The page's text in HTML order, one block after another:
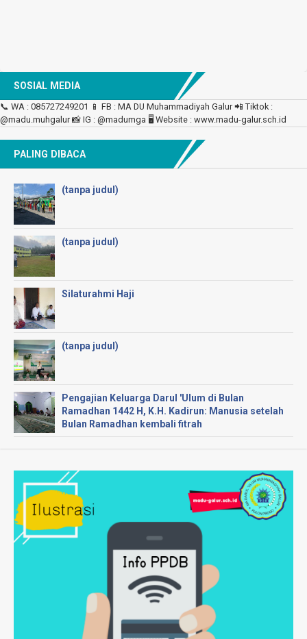
SOSIAL MEDIA
📞 WA : 085727249201 📱 FB : MA DU Muhammadiyah Galur 📲 Tiktok :
@madu.muhgalur 📸 IG : @madumga 🖥 Website : www.madu-galur.sch.id
PALING DIBACA
(tanpa judul)
(tanpa judul)
Silaturahmi Haji
(tanpa judul)
Pengajian Keluarga Darul 'Ulum di Bulan
Ramadhan 1442 H, K.H. Kadirun: Manusia setelah
Bulan Ramadhan kembali fitrah